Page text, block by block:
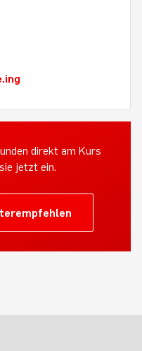
direkt am Kurs
jetzt ein.